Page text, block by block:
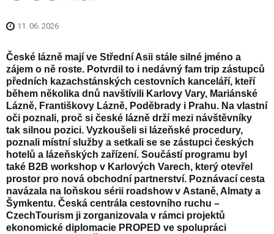
11. 06. 2026
České lázně mají ve Střední Asii stále silné jméno a
zájem o ně roste. Potvrdil to i nedávný fam trip zástupců
předních kazachstánských cestovních kanceláří, kteří
během několika dnů navštívili Karlovy Vary, Mariánské
Lázně, Františkovy Lázně, Poděbrady i Prahu. Na vlastní
oči poznali, proč si české lázně drží mezi návštěvníky
tak silnou pozici. Vyzkoušeli si lázeňské procedury,
poznali místní služby a setkali se se zástupci českých
hotelů a lázeňských zařízení. Součástí programu byl
také B2B workshop v Karlových Varech, který otevřel
prostor pro nová obchodní partnerství. Poznávací cesta
navázala na loňskou sérii roadshow v Astaně, Almaty a
Šymkentu. Česká centrála cestovního ruchu –
CzechTourism ji zorganizovala v rámci projektů
ekonomické diplomacie PROPED ve spolupráci